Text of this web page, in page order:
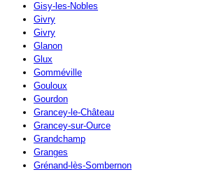
Gisy-les-Nobles
Givry
Givry
Glanon
Glux
Gomméville
Gouloux
Gourdon
Grancey-le-Château
Grancey-sur-Ource
Grandchamp
Granges
Grénand-lès-Sombernon